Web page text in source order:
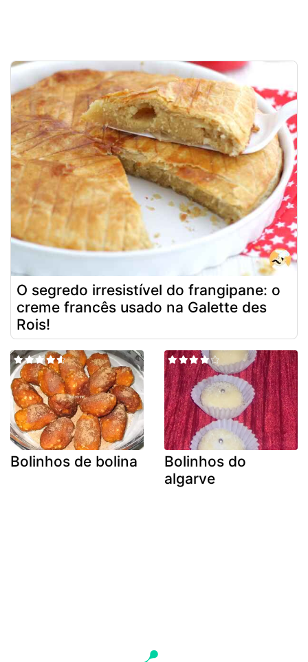
O segredo irresistível do frangipane: o
creme francês usado na Galette des
Rois!
Bolinhos de bolina
Bolinhos do
algarve